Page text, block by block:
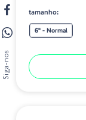
tamanho:
6" - Normal
Siga-nos